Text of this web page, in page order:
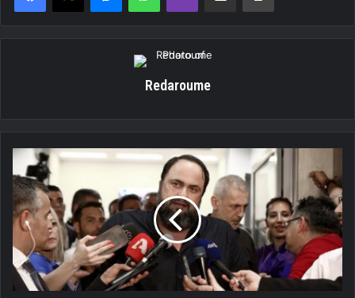
Redaroume
"Ο
Πειραϊκός
λαός
γύρισε
τη
πλάτη
στους
συκοφάντες"
(video)